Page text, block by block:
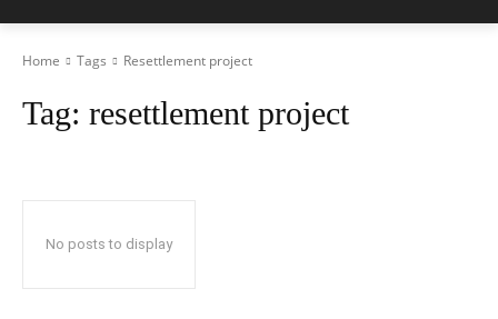
Home Tags Resettlement project
Tag: resettlement project
No posts to display